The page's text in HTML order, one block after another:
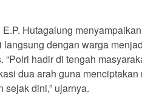
Hutagalung menyampaikan
dengan warga
hadir di tengah
dua arah guna menciptakan
dini,” ujarnya.